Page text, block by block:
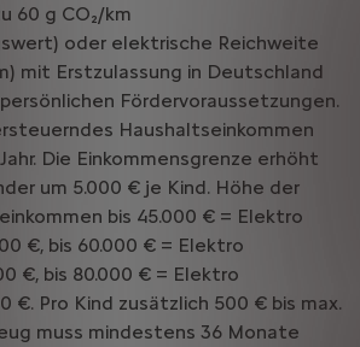
60 g CO₂/km
oder elektrische Reichweite
mit Erstzulassung in Deutschland
Fördervoraussetzungen.
Haushaltseinkommen
Die Einkommensgrenze erhöht
um 5.000 € je Kind. Höhe der
bis 45.000 € = Elektro
€, bis 60.000 € = Elektro
€, bis 80.000 € = Elektro
€. Pro Kind zusätzlich 500 € bis max.
muss mindestens 36 Monate